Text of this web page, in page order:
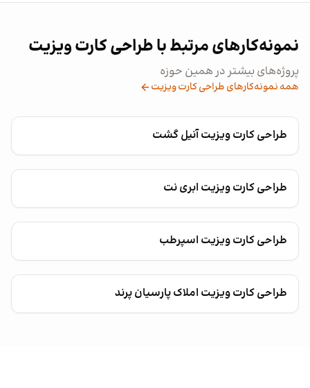
نمونه‌کارهای مرتبط با طراحی کارت ویزیت
پروژه‌های بیشتر در همین حوزه
همه نمونه‌کارهای طراحی کارت ویزیت
طراحی کارت ویزیت آنیل گشت
طراحی کارت ویزیت ابری نت
طراحی کارت ویزیت اسپرطب
طراحی کارت ویزیت املاک پارسیان پرند